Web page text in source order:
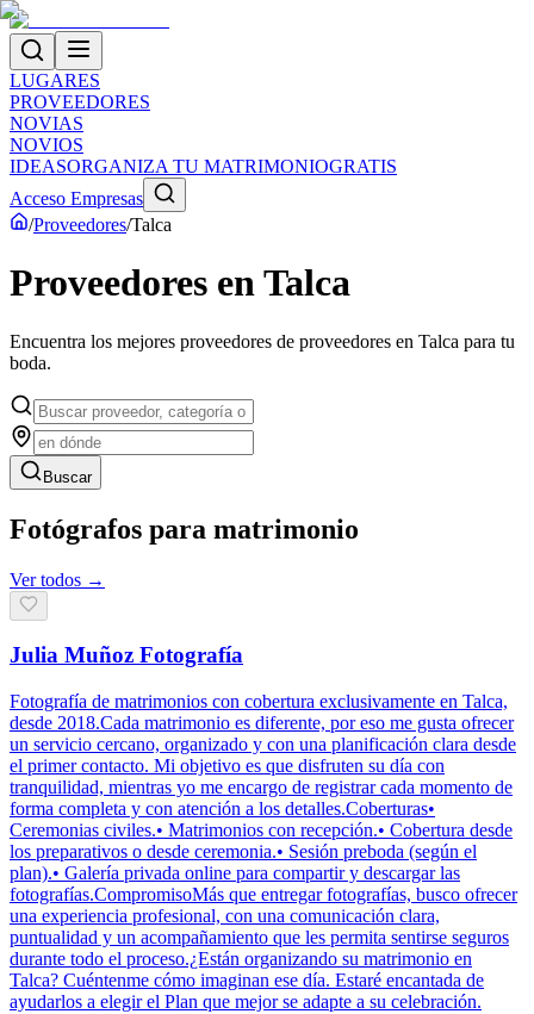
LUGARES
PROVEEDORES
NOVIAS
NOVIOS
IDEASORGANIZA TU MATRIMONIOGRATIS
Acceso Empresas
/Proveedores/Talca
Proveedores enTalca
Encuentra los mejores proveedores de proveedores en Talca para tu
boda.
Buscar
Fotógrafos para matrimonio
Ver todos →
Julia Muñoz Fotografía
Fotografía de matrimonios con cobertura exclusivamente en Talca,
desde 2018.Cada matrimonio es diferente, por eso me gusta ofrecer
un servicio cercano, organizado y con una planificación clara desde
el primer contacto. Mi objetivo es que disfruten su día con
tranquilidad, mientras yo me encargo de registrar cada momento de
forma completa y con atención a los detalles.Coberturas•
Ceremonias civiles.• Matrimonios con recepción.• Cobertura desde
los preparativos o desde ceremonia.• Sesión preboda (según el
plan).• Galería privada online para compartir y descargar las
fotografías.CompromisoMás que entregar fotografías, busco ofrecer
una experiencia profesional, con una comunicación clara,
puntualidad y un acompañamiento que les permita sentirse seguros
durante todo el proceso.¿Están organizando su matrimonio en
Talca? Cuéntenme cómo imaginan ese día. Estaré encantada de
ayudarlos a elegir el Plan que mejor se adapte a su celebración.